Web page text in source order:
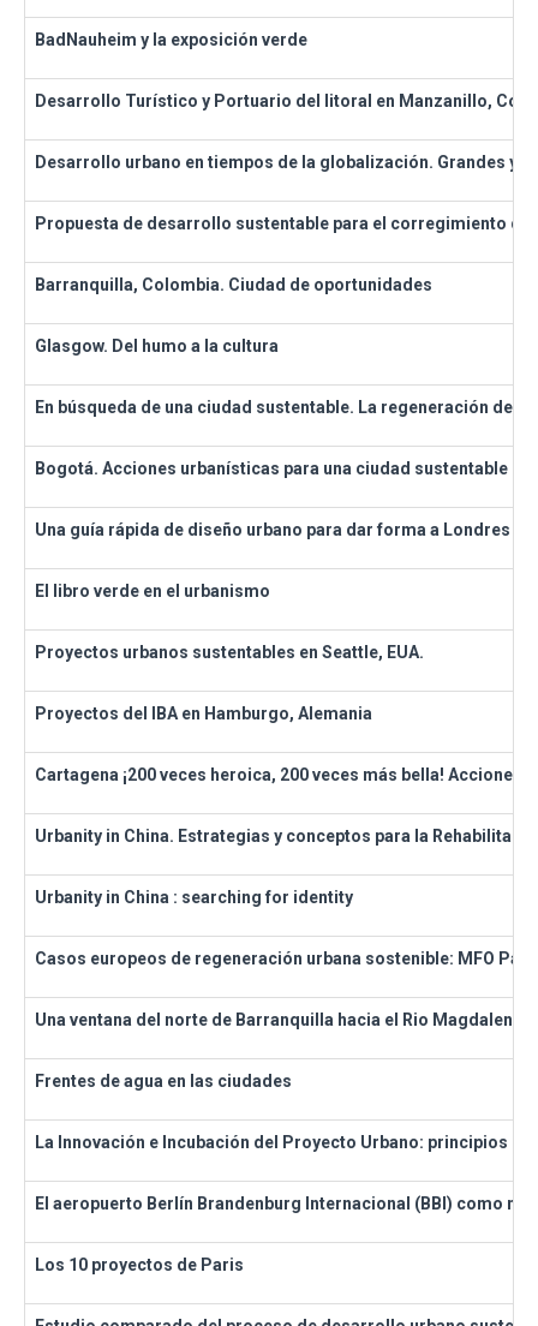
BadNauheim y la exposición verde
Desarrollo Turístico y Portuario del litoral en Manzanillo,
Desarrollo urbano en tiempos de la globalización. Grandes y
Propuesta de desarrollo sustentable para el corregimiento de
Barranquilla, Colombia. Ciudad de oportunidades
Glasgow. Del humo a la cultura
En búsqueda de una ciudad sustentable. La regeneración de
Bogotá. Acciones urbanísticas para una ciudad sustentable
Una guía rápida de diseño urbano para dar forma a Londres
El libro verde en el urbanismo
Proyectos urbanos sustentables en Seattle, EUA.
Proyectos del IBA en Hamburgo, Alemania
Cartagena ¡200 veces heroica, 200 veces más bella! Acciones
Urbanity in China. Estrategias y conceptos para la
Urbanity in China : searching for identity
Casos europeos de regeneración urbana sostenible: MFO
Una ventana del norte de Barranquilla hacia el Rio Magdalena”
Frentes de agua en las ciudades
La Innovación e Incubación del Proyecto Urbano: principios
El aeropuerto Berlín Brandenburg Internacional (BBI) como
Los 10 proyectos de Paris